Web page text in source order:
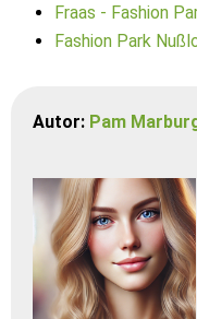
Fraas - Fashion
Fashion Park
Autor: Pam